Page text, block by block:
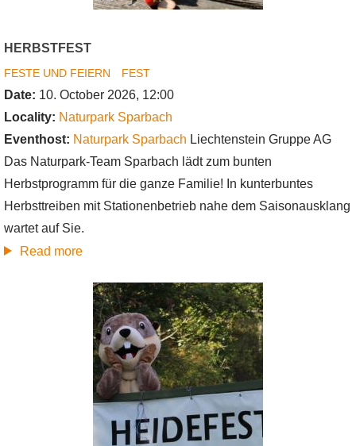
HERBSTFEST
FESTE UND FEIERN FEST
Date: 10. October 2026, 12:00
Locality: Naturpark Sparbach
Eventhost: Naturpark Sparbach Liechtenstein Gruppe AG
Das Naturpark-Team Sparbach lädt zum bunten
Herbstprogramm für die ganze Familie! In kunterbuntes
Herbsttreiben mit Stationenbetrieb nahe dem Saisonausklang
wartet auf Sie.
Read moreabout